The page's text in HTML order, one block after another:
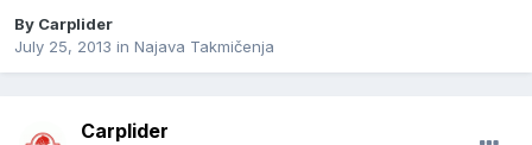
By Carplider
July 25, 2013 in Najava Takmičenja
Carplider